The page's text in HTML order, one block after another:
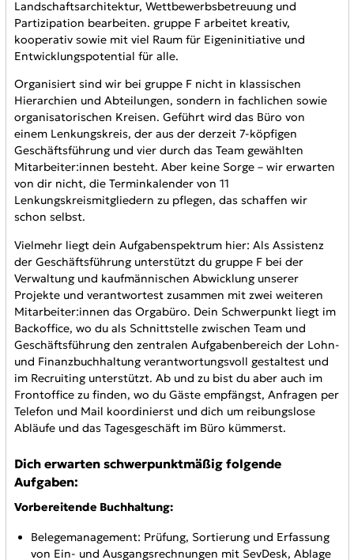
Landschaftsarchitektur, Wettbewerbsbetreuung und
Partizipation bearbeiten. gruppe F arbeitet kreativ,
kooperativ sowie mit viel Raum für Eigeninitiative und
Entwicklungspotential für alle.
Organisiert sind wir bei gruppe F nicht in klassischen
Hierarchien und Abteilungen, sondern in fachlichen sowie
organisatorischen Kreisen. Geführt wird das Büro von
einem Lenkungskreis, der aus der derzeit 7-köpfigen
Geschäftsführung und vier durch das Team gewählten
Mitarbeiter:innen besteht. Aber keine Sorge – wir erwarten
von dir nicht, die Terminkalender von 11
Lenkungskreismitgliedern zu pflegen, das schaffen wir
schon selbst.
Vielmehr liegt dein Aufgabenspektrum hier: Als Assistenz
der Geschäftsführung unterstützt du gruppe F bei der
Verwaltung und kaufmännischen Abwicklung unserer
Projekte und verantwortest zusammen mit zwei weiteren
Mitarbeiter:innen das Orgabüro. Dein Schwerpunkt liegt im
Backoffice, wo du als Schnittstelle zwischen Team und
Geschäftsführung den zentralen Aufgabenbereich der Lohn-
und Finanzbuchhaltung verantwortungsvoll gestaltest und
im Recruiting unterstützt. Ab und zu bist du aber auch im
Frontoffice zu finden, wo du Gäste empfängst, Anfragen per
Telefon und Mail koordinierst und dich um reibungslose
Abläufe und das Tagesgeschäft im Büro kümmerst.
Dich erwarten schwerpunktmäßig folgende
Aufgaben:
Vorbereitende Buchhaltung:
Belegemanagement: Prüfung, Sortierung und Erfassung
von Ein- und Ausgangsrechnungen mit SevDesk, Ablage